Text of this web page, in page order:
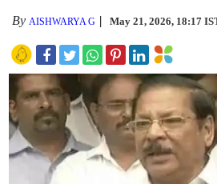
By AISHWARYA G May 21, 2026, 18:17